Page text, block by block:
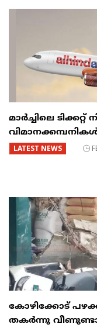
മാർച്ചിലെ
LATEST NEWS
കോഴിക്കോട്
തകർന്നു